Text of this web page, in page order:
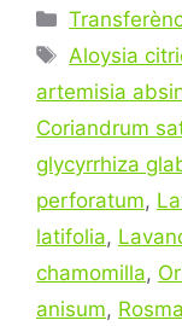
Categories
Tags
Aloysia
artemisia
Coriandrum
glycyrrhiza
perforatum,
latifolia,
chamomilla,
anisum,